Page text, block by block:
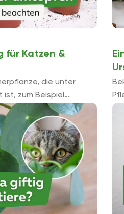
für Katzen &
die unter
ist, zum Beispiel
und
einem Haushalt mit
wird, stellt sich ...